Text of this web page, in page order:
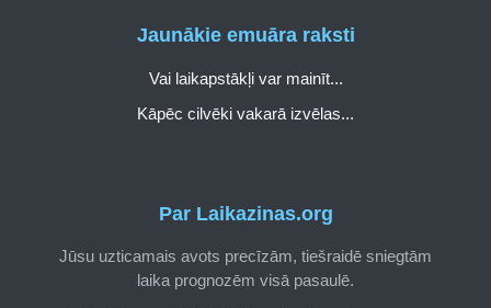
Par Laikazinas.org
Jūsu uzticamais avots precīzām, tiešraidē sniegtām
laika prognozēm visā pasaulē.
Jaunākie emuāra raksti
Vai laikapstākļi var mainīt...
Kāpēc cilvēki vakarā izvēlas...